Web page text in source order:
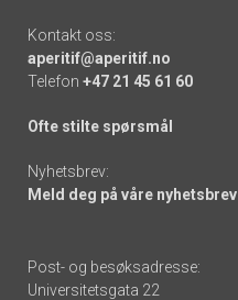
Kontakt oss:
aperitif@aperitif.no
Telefon +47 21 45 61 60
Ofte stilte spørsmål
Nyhetsbrev:
Meld deg på våre nyhetsbrev
Post- og besøksadresse:
Universitetsgata 22